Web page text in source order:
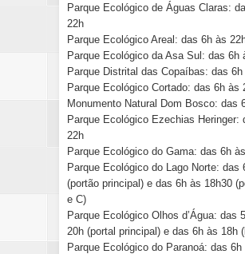
Parque Ecológico de Águas Claras:
22h
Parque Ecológico Areal: das 6h às
Parque Ecológico da Asa Sul: das 6h
Parque Distrital das Copaíbas: das
Parque Ecológico Cortado: das 6h às
Monumento Natural Dom Bosco: das
Parque Ecológico Ezechias Heringer:
22h
Parque Ecológico do Gama: das 6h
Parque Ecológico do Lago Norte: das
(portão principal) e das 6h às 18h30
e C)
Parque Ecológico Olhos d’Água: das
20h (portal principal) e das 6h às 18h
Parque Ecológico do Paranoá: das 6h